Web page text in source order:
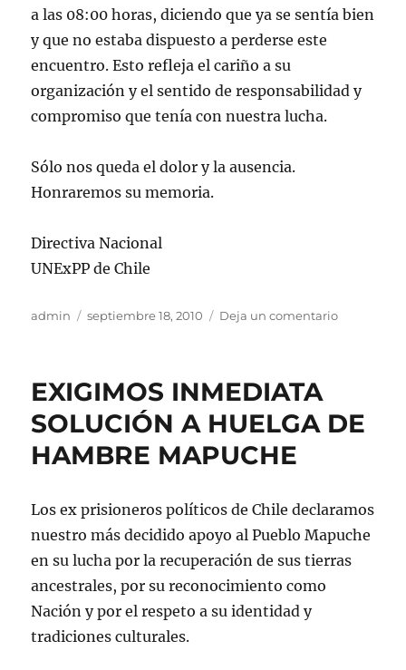
a las 08:00 horas, diciendo que ya se sentía bien
y que no estaba dispuesto a perderse este
encuentro. Esto refleja el cariño a su
organización y el sentido de responsabilidad y
compromiso que tenía con nuestra lucha.
Sólo nos queda el dolor y la ausencia.
Honraremos su memoria.
Directiva Nacional
UNExPP de Chile
Autor
admin
Publicado
septiembre 18, 2010 Deja un comentarioen
PPS
PUERTO
Y
LA
EXIGIMOS INMEDIATA
SOLUCIÓN A HUELGA DE
HAMBRE MAPUCHE
Los ex prisioneros políticos de Chile declaramos
nuestro más decidido apoyo al Pueblo Mapuche
en su lucha por la recuperación de sus tierras
ancestrales, por su reconocimiento como
Nación y por el respeto a su identidad y
tradiciones culturales.